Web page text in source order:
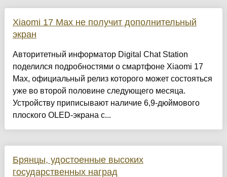
Xiaomi 17 Max не получит дополнительный
экран
Авторитетный информатор Digital Chat Station
поделился подробностями о смартфоне Xiaomi 17
Max, официальный релиз которого может состояться
уже во второй половине следующего месяца.
Устройству приписывают наличие 6,9-дюймового
плоского OLED-экрана с...
Брянцы, удостоенные высоких
государственных наград